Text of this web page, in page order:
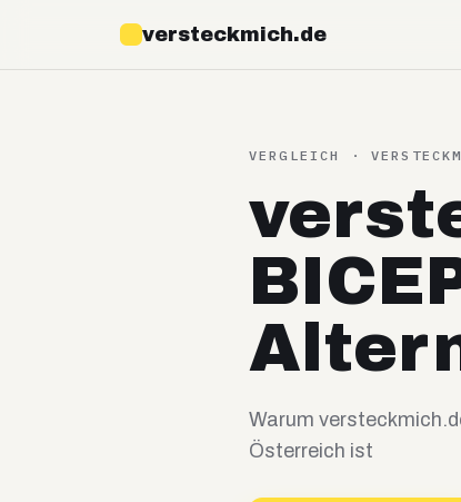
versteckmich.de
VERGLEICH ·
Warum
Österreich ist